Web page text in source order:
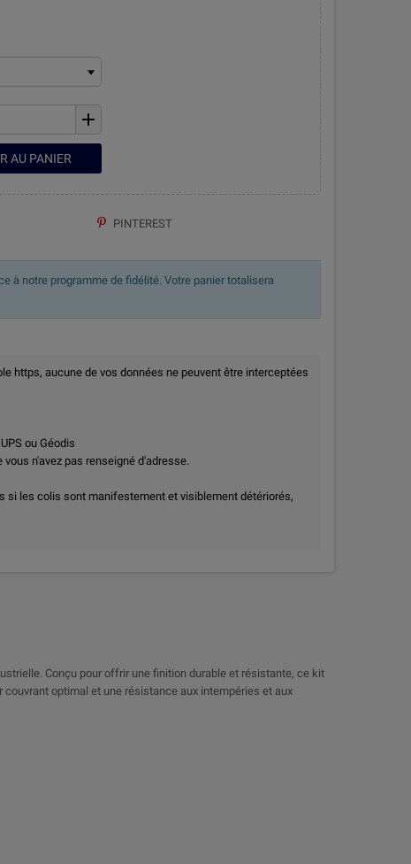
add
AU PANIER
PINTEREST
à notre programme de fidélité. Votre panier totalisera
https, aucune de vos données ne peuvent être interceptées
ou Géodis
n'avez pas renseigné d'adresse.
si les colis sont manifestement et visiblement détériorés,
Conçu pour offrir une finition durable et résistante, ce kit
optimal et une résistance aux intempéries et aux